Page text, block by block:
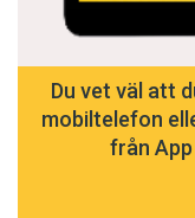
Du vet väl att
mobiltelefon
från